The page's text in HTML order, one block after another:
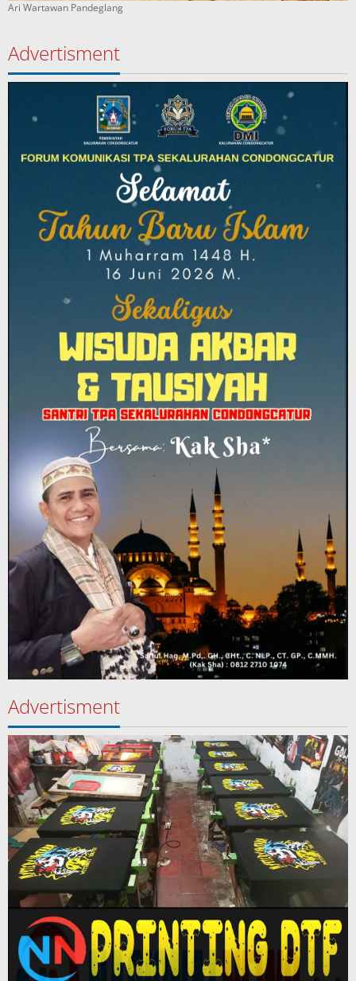
Ari Wartawan Pandeglang
Advertisment
Advertisment